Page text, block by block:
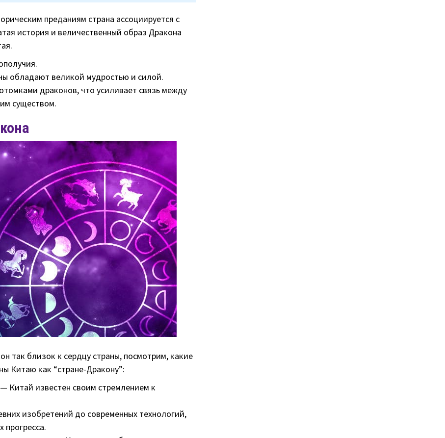
преданиям страна ассоциируется с
история и величественный образ Дракона
обладают великой мудростью и силой.
драконов, что усиливает связь между
существом.
так близок к сердцу страны, посмотрим, какие
Китаю как “стране-Дракону”:
Китай известен своим стремлением к
изобретений до современных технологий,
прогресса.